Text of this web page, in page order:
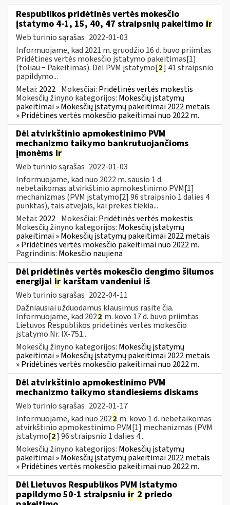
Respublikos pridėtinės vertės mokesčio
įstatymo 4-1, 15, 40, 47 straipsnių pakeitimo ir
Web turinio sąrašas 2022-01-03
Informuojame, kad 2021 m. gruodžio 16 d. buvo priimtas
Pridėtinės vertės mokesčio įstatymo pakeitimas[1]
(toliau − Pakeitimas). Dėl PVM įstatymo[2] 41 straipsnio
papildymo...
Metai: 2022 Mokesčiai: Pridėtinės vertės mokestis
Mokesčių žinyno kategorijos: Mokesčių įstatymų
pakeitimai » Mokesčių įstatymų pakeitimai 2022 metais
» Pridėtinės vertės mokesčio pakeitimai nuo 2022 m.
Dėl atvirkštinio apmokestinimo PVM
mechanizmo taikymo bankrutuojančioms
įmonėms ir
Web turinio sąrašas 2022-01-03
Informuojame, kad nuo 2022 m. sausio 1 d.
nebetaikomas atvirkštinio apmokestinimo PVM[1]
mechanizmas (PVM įstatymo[2] 96 straipsnio 1 dalies 4
punktas), tais atvejais, kai prekes tiekia...
Metai: 2022 Mokesčiai: Pridėtinės vertės mokestis
Mokesčių žinyno kategorijos: Mokesčių įstatymų
pakeitimai » Mokesčių įstatymų pakeitimai 2022 metais
» Pridėtinės vertės mokesčio pakeitimai nuo 2022 m.
Pagrindinis: Mokesčio naujiena
Dėl pridėtinės vertės mokesčio dengimo šilumos
energijai ir karštam vandeniui iš
Web turinio sąrašas 2022-04-11
Dažniausiai užduodamus klausimus rasite čia.
Informuojame, kad 2022 m. kovo 17 d. buvo priimtas
Lietuvos Respublikos pridėtinės vertės mokesčio
įstatymo Nr. IX-751...
Mokesčių žinyno kategorijos: Mokesčių įstatymų
pakeitimai » Mokesčių įstatymų pakeitimai 2022 metais
» Pridėtinės vertės mokesčio pakeitimai nuo 2022 m.
Dėl atvirkštinio apmokestinimo PVM
mechanizmo taikymo standiesiems diskams
Web turinio sąrašas 2022-01-17
Informuojame, kad nuo 2022 m. kovo 1 d. nebetaikomas
atvirkštinio apmokestinimo PVM[1] mechanizmas (PVM
įstatymo[2] 96 straipsnio 1 dalies 4...
Mokesčių žinyno kategorijos: Mokesčių įstatymų
pakeitimai » Mokesčių įstatymų pakeitimai 2022 metais
» Pridėtinės vertės mokesčio pakeitimai nuo 2022 m.
Dėl Lietuvos Respublikos PVM įstatymo
papildymo 50-1 straipsniu ir 2 priedo